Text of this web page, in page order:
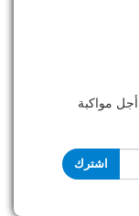
أجل مواكبة
اشترك